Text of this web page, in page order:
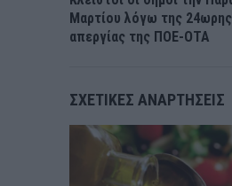
Μαρτίου λόγω της
απεργίας της ΠΟΕ-ΟΤΑ
ΣΧΕΤΙΚΈΣ ΑΝΑΡΤΉΣΕΙΣ